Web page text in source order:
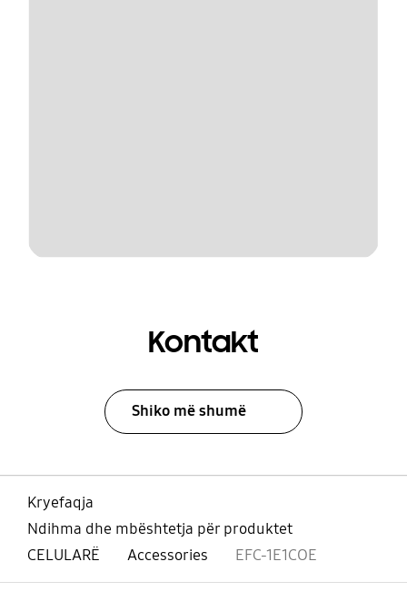
Kontakt
Shiko më shumë
Kryefaqja
Ndihma dhe mbështetja për produktet
CELULARË
Accessories EFC-1E1COE